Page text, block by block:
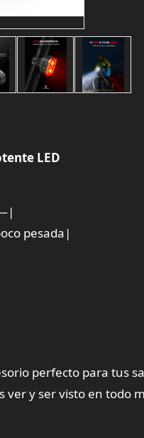
LED
pesada|
perfecto para tus
ver y ser visto en